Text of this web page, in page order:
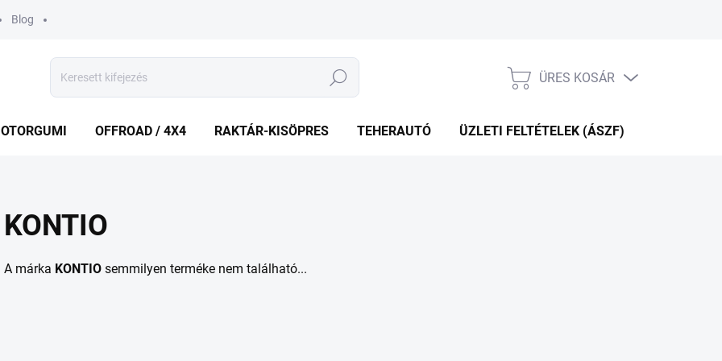
Blog
Keresés KOSÁR
ÜRES KOSÁR
OFFROAD / 4X4 RAKTÁR-KISÖPRES TEHERAUTÓ ÜZLETI FELTÉTELEK (ÁSZF)
KONTIO
A márka KONTIO semmilyen terméke nem található...